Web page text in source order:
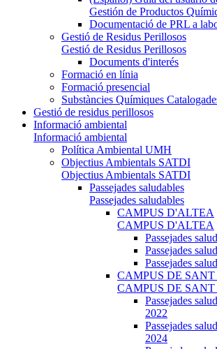
Gestión de Productos
Documentació de PRL a
Gestió de Residus Perillosos
Gestió de Residus Perillosos
Documents d'interés
Formació en línia
Formació presencial
Substàncies Químiques
Gestió de residus perillosos
Informació ambiental
Informació ambiental
Política Ambiental UMH
Objectius Ambientals SATDI
Objectius Ambientals SATDI
Passejades saludables
Passejades saludables
CAMPUS D'ALTEA
CAMPUS D'ALTEA
Passejades
Passejades
Passejades
CAMPUS DE SANT
CAMPUS DE SANT
Passejades
2022
Passejades
2024